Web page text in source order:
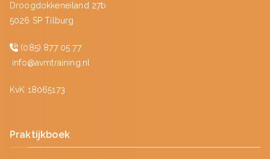
Droogdokkeneiland 27b
5026 SP Tilburg
(085) 877 05 77
info@avmtraining.nl
KvK 18065173
Praktijkboek